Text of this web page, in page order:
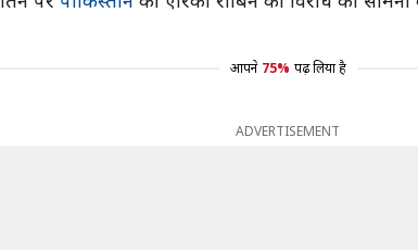
आपने 75% पढ़ लिया है
ADVERTISEMENT